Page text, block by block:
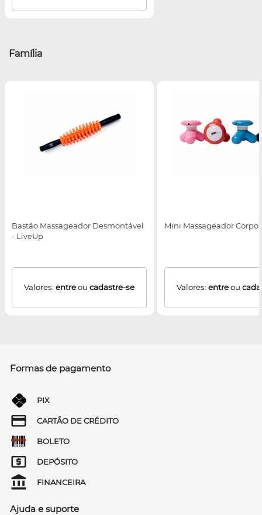
Família
Bastão Massageador Desmontável
- LiveUp
Valores: entreou cadastre-se
Mini Massageador
Valores: entreou
Formas de pagamento
PIX
CARTÃO DE CRÉDITO
BOLETO
DEPÓSITO
FINANCEIRA
Ajuda e suporte